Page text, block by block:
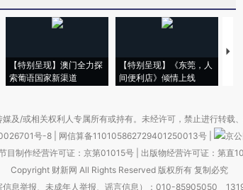
【特别呈现】澳门全力探
索葡语国家新渠道
【特别呈现】《东莞，人
间便利店》倾情上线
【
及/或相关权利人专属所有或持有。未经许可，禁止进行转载
号-8 网信算备110105862729401250013号
京
目制作经营许可证：京第01015号| 出版物经营许可证：第直
Copyright 财新网 All Rights Reserved 版权所有 复制必究
信息举报、未成年人举报、谣言信息）：010-85905050